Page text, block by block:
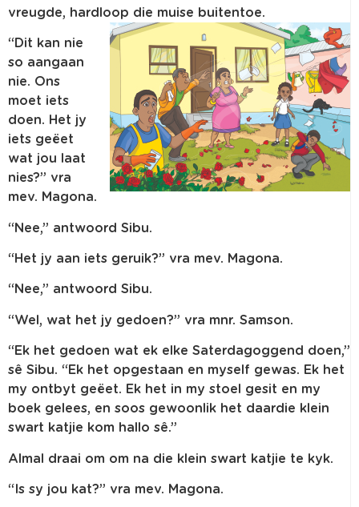
vreugde, hardloop die muise buitentoe.
“Dit kan nie
so aangaan
nie. Ons
moet iets
doen. Het jy
iets geëet
wat jou laat
nies?” vra
mev. Magona.
“Nee,” antwoord Sibu.
“Het jy aan iets geruik?” vra mev. Magona.
“Nee,” antwoord Sibu.
“Wel, wat het jy gedoen?” vra mnr. Samson.
“Ek het gedoen wat ek elke Saterdagoggend doen,”
sê Sibu. “Ek het opgestaan en myself gewas. Ek het
my ontbyt geëet. Ek het in my stoel gesit en my
boek gelees, en soos gewoonlik het daardie klein
swart katjie kom hallo sê.”
Almal draai om om na die klein swart katjie te kyk.
“Is sy jou kat?” vra mev. Magona.